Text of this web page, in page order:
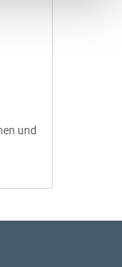
und